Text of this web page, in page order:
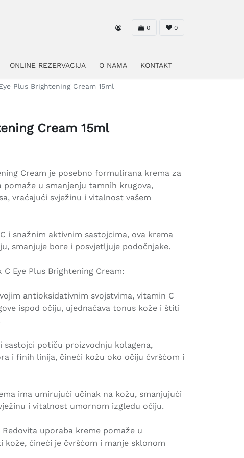
0 0
ONLINE REZERVACIJA O NAMA KONTAKT
Plus Brightening Cream 15ml
Cream 15ml
Cream je posebno formulirana krema za
u smanjenju tamnih krugova,
vraćajući svježinu i vitalnost vašem
i snažnim aktivnim sastojcima, ova krema
smanjuje bore i posvjetljuje podočnjake.
Eye Plus Brightening Cream:
antioksidativnim svojstvima, vitamin C
ispod očiju, ujednačava tonus kože i štiti
sastojci potiču proizvodnju kolagena,
i finih linija, čineći kožu oko očiju čvršćom i
ima umirujući učinak na kožu, smanjujući
i vitalnost umornom izgledu očiju.
uporaba kreme pomaže u
kože, čineći je čvršćom i manje sklonom